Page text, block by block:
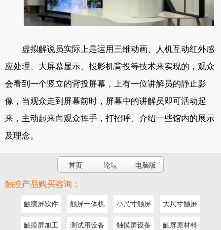
虚拟解说员实际上是运用三维动画、人机互动红外感
应处理、大屏幕显示、投影机背投等技术来实现的，观众
会看到一个竖立的背投屏幕，上有一位讲解员的静止影
像，当观众走到屏幕前时，屏幕中的讲解员即可活动起
来，主动起来向观众挥手，打招呼、介绍一些馆内的展示
及理念。
首页 论坛 电脑版
触控产品购买咨询：
触摸屏软件 触屏一体机 小尺寸触屏 大尺寸触屏
触摸屏加工 测试用设备 触摸屏设备 触屏原材料